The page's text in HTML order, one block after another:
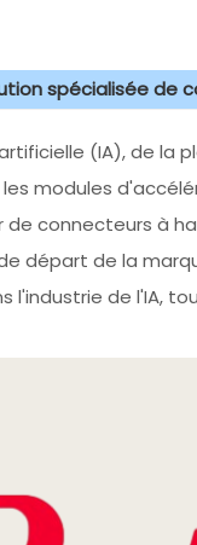
spécialisée de
(IA), de la
modules
connecteurs à
départ de la
l'industrie de l'IA,